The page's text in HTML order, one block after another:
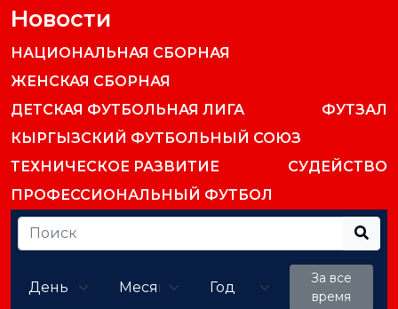
Новости
НАЦИОНАЛЬНАЯ СБОРНАЯ
ЖЕНСКАЯ СБОРНАЯ
ДЕТСКАЯ ФУТБОЛЬНАЯ ЛИГА
ФУТЗАЛ
КЫРГЫЗСКИЙ ФУТБОЛЬНЫЙ СОЮЗ
ТЕХНИЧЕСКОЕ РАЗВИТИЕ
СУДЕЙСТВО
ПРОФЕССИОНАЛЬНЫЙ ФУТБОЛ
За все
время